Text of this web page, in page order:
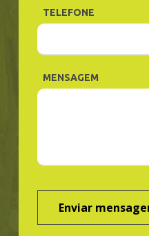
TELEFONE
MENSAGEM